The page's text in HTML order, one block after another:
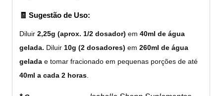
🧾 Sugestão de Uso:
Diluir 2,25g (aprox. 1/2 dosador) em 40ml de água
gelada. Diluir 10g (2 dosadores) em 260ml de água
gelada e tomar fracionado em pequenas porções de até
40ml a cada 2 horas